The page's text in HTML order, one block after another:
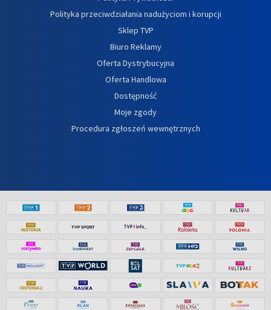
Polityka przeciwdziałania nadużyciom i korupcji
Sklep TVP
Biuro Reklamy
Oferta Dystrybucyjna
Oferta Handlowa
Dostępność
Moje zgody
Procedura zgłoszeń wewnętrznych